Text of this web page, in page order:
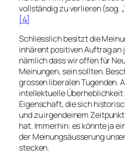
vollständig zu verlieren (sog.
[4]
Schliesslich besitzt die
inhärent positivenAuftragan
nämlich dass wir offen für
Meinungen, sein sollten.
grossen liberalen Tugenden.
intellektuelle
Eigenschaft, die sich
und zu irgendeinem
hat. Immerhin: es könnte ja
der Meinungsäusserung
stecken.